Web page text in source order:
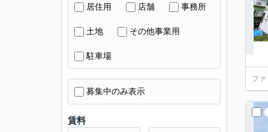
ファ
居住用 店舗 事務所
土地 その他事業用
駐車場
募集中のみ表示
賃料